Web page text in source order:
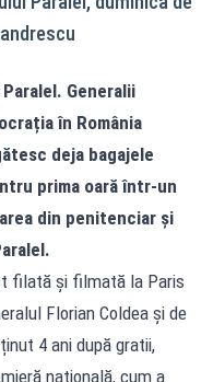
Generalii
în România
deja bagajele
prima oară într-un
din penitenciar și
filată și filmată la Paris
Florian Coldea și de
4 ani după gratii,
națională, cum a